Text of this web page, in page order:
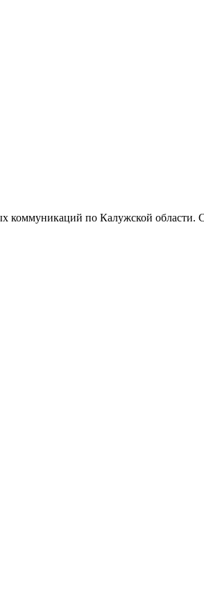
коммуникаций по Калужской области.